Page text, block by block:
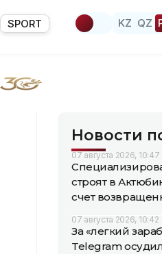
SPORT KZ QZ
Новости
07 августа 2026, 10:47
строят в
счет
07 августа 2026, 10:42
За «легкий
Telegram